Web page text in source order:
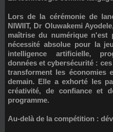
Lors de la cérémonie de
NIWIIT, Dr Oluwakemi
maîtrise du numérique n'est
nécessité absolue pour la
intelligence artificielle,
données et cybersécurité :
transforment les économies
demain. Elle a exhorté les
créativité, de confiance et
programme.
Au-delà de la compétition :